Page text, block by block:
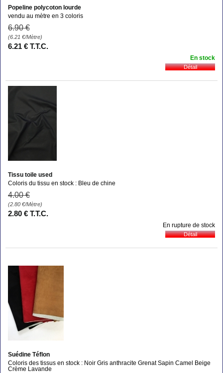
Popeline polycoton lourde
vendu au mètre en 3 coloris
6.90 €
(6.21 €/Mètre)
6.21 € T.T.C.
En stock
Tissu toile used
Coloris du tissu en stock : Bleu de chine
4.00 €
(2.80 €/Mètre)
2.80 € T.T.C.
En rupture de stock
Suédine Téflon
Coloris des tissus en stock : Noir Gris anthracite Grenat Sapin Camel Beige
Crème Lavande